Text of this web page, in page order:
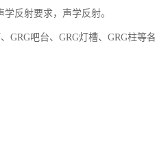
反射要求，声学反射。
GRG吧台、GRG灯槽、GRG柱等